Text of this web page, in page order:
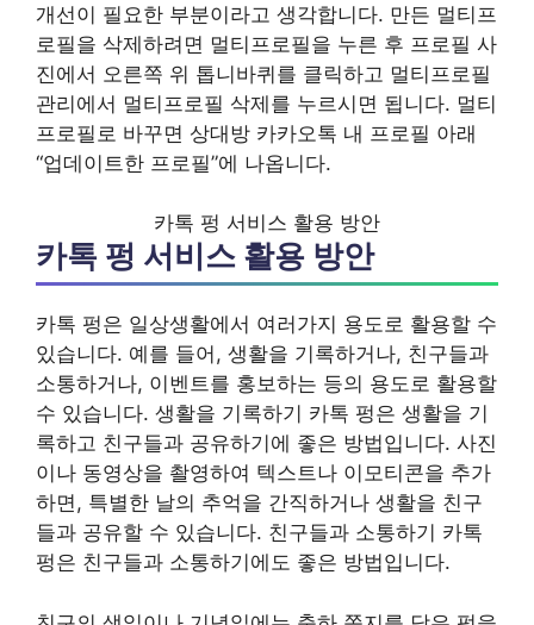
개선이 필요한 부분이라고 생각합니다. 만든 멀티프
로필을 삭제하려면 멀티프로필을 누른 후 프로필 사
진에서 오른쪽 위 톱니바퀴를 클릭하고 멀티프로필
관리에서 멀티프로필 삭제를 누르시면 됩니다. 멀티
프로필로 바꾸면 상대방 카카오톡 내 프로필 아래
“업데이트한 프로필”에 나옵니다.
카톡 펑 서비스 활용 방안
카톡 펑 서비스 활용 방안
카톡 펑은 일상생활에서 여러가지 용도로 활용할 수
있습니다. 예를 들어, 생활을 기록하거나, 친구들과
소통하거나, 이벤트를 홍보하는 등의 용도로 활용할
수 있습니다. 생활을 기록하기 카톡 펑은 생활을 기
록하고 친구들과 공유하기에 좋은 방법입니다. 사진
이나 동영상을 촬영하여 텍스트나 이모티콘을 추가
하면, 특별한 날의 추억을 간직하거나 생활을 친구
들과 공유할 수 있습니다. 친구들과 소통하기 카톡
펑은 친구들과 소통하기에도 좋은 방법입니다.